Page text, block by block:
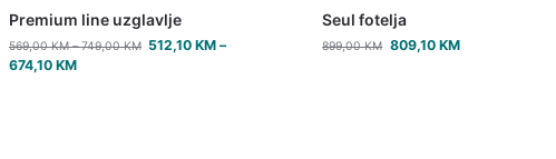
Premium line uzglavlje
569,00KM – 749,00KM 512,10KM –
674,10 KM
Seul fotelja
899,00KM 809,10 KM